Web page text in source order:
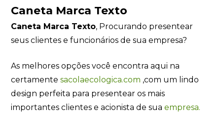
Caneta Marca Texto
Caneta Marca Texto, Procurando presentear
seus clientes e funcionários de sua empresa?
As melhores opções você encontra aqui na
certamentesacolaecologica.com ,com um lindo
design perfeita para presentear os mais
importantes clientes e acionista de suaempresa.